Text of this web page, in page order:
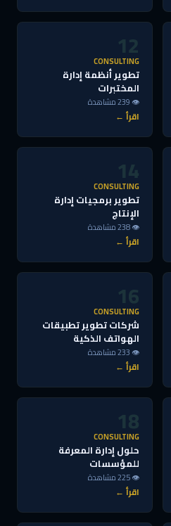
12
CONSULTING
تطوير أنظمة إدارة
المختبرات
👁 239 مشاهدة
اقرأ ←
14
CONSULTING
تطوير برمجيات إدارة
الإنتاج
👁 238 مشاهدة
اقرأ ←
16
CONSULTING
شركات تطوير تطبيقات
الهواتف الذكية
👁 233 مشاهدة
اقرأ ←
18
CONSULTING
حلول إدارة المعرفة
للمؤسسات
👁 225 مشاهدة
اقرأ ←